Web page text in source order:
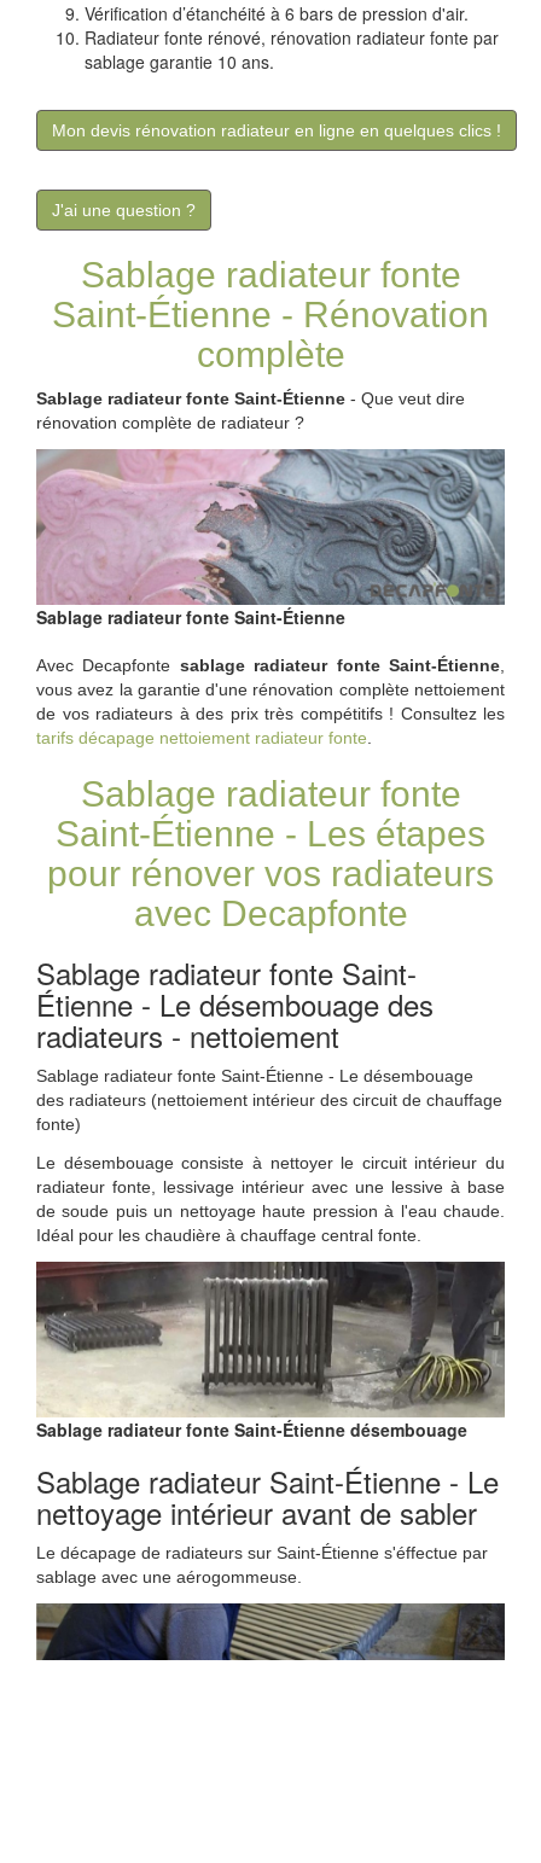
Vérification d’étanchéité à 6 bars de pression d'air.
Radiateur fonte rénové, rénovation radiateur fonte par
sablage garantie 10 ans.
Mon devis rénovation radiateur en ligne en quelques clics !
J'ai une question ?
Sablage radiateur fonte
Saint-Étienne - Rénovation
complète
Sablage radiateur fonte Saint-Étienne - Que veut dire
rénovation complète de radiateur ?
Sablage radiateur fonte Saint-Étienne
Avec Decapfonte sablage radiateur fonte Saint-Étienne
vous avez la garantie d'une rénovation complète nettoiement
de vos radiateurs à des prix très compétitifs ! Consultez les
tarifs décapage nettoiement radiateur fonte
Sablage radiateur fonte
Saint-Étienne - Les étapes
pour rénover vos radiateurs
avec Decapfonte
Sablage radiateur fonte Saint-
Étienne - Le désembouage des
radiateurs - nettoiement
Sablage radiateur fonte Saint-Étienne - Le désembouage
des radiateurs (nettoiement intérieur des circuit de chauffage
fonte)
Le désembouage consiste à nettoyer le circuit intérieur du
radiateur fonte, lessivage intérieur avec une lessive à base
de soude puis un nettoyage haute pression à l'eau chaude.
Idéal pour les chaudière à chauffage central fonte.
Sablage radiateur fonte Saint-Étienne désembouage
Sablage radiateur Saint-Étienne - Le
nettoyage intérieur avant de sabler
Le décapage de radiateurs sur Saint-Étienne s'éffectue par
sablage avec une aérogommeuse.